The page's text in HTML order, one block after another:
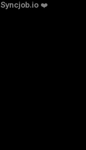
Syncjob.io ❤️